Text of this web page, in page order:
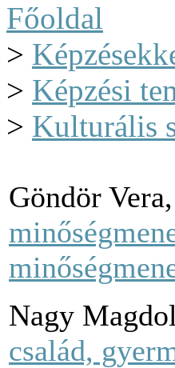
Főoldal
>
> Képzési
> Kulturális
Göndör
Nagy
család,